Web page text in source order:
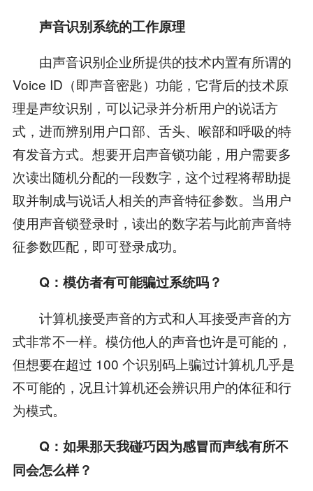
声音识别系统的工作原理
由声音识别企业所提供的技术内置有所谓的
Voice ID（即声音密匙）功能，它背后的技术原
理是声纹识别，可以记录并分析用户的说话方
式，进而辨别用户口部、舌头、喉部和呼吸的特
有发音方式。想要开启声音锁功能，用户需要多
次读出随机分配的一段数字，这个过程将帮助提
取并制成与说话人相关的声音特征参数。当用户
使用声音锁登录时，读出的数字若与此前声音特
征参数匹配，即可登录成功。
Q：模仿者有可能骗过系统吗？
计算机接受声音的方式和人耳接受声音的方
式非常不一样。模仿他人的声音也许是可能的，
但想要在超过 100 个识别码上骗过计算机几乎是
不可能的，况且计算机还会辨识用户的体征和行
为模式。
Q：如果那天我碰巧因为感冒而声线有所不
同会怎么样？